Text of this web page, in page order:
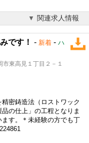
関連求人情報
です！ - 新着 - ハ
東高見１丁目２－１
密鋳造法（ロストワック
の仕上」の工程となりま
す。＊未経験の方でも丁